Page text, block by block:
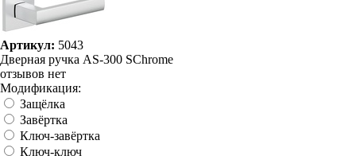
Артикул: 5043
Дверная ручка AS-300 SChrome
отзывов нет
Модификация:
Защёлка
Завёртка
Ключ-завёртка
Ключ-ключ